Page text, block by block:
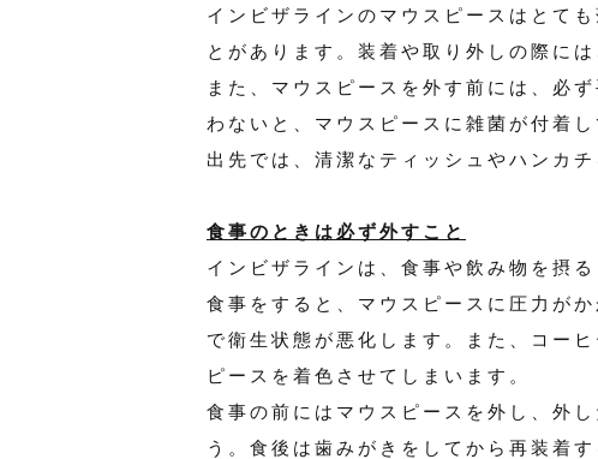
インビザラインのマウスピースはとて
とがあります。装着や取り外しの際に
また、マウスピースを外す前には、必
わないと、マウスピースに雑菌が付着
出先では、清潔なティッシュやハンカ
食事のときは必ず外すこと
インビザラインは、食事や飲み物を摂
食事をすると、マウスピースに圧力が
で衛生状態が悪化します。また、コー
ピースを着色させてしまいます。
食事の前にはマウスピースを外し、外
う。食後は歯みがきをしてから再装着